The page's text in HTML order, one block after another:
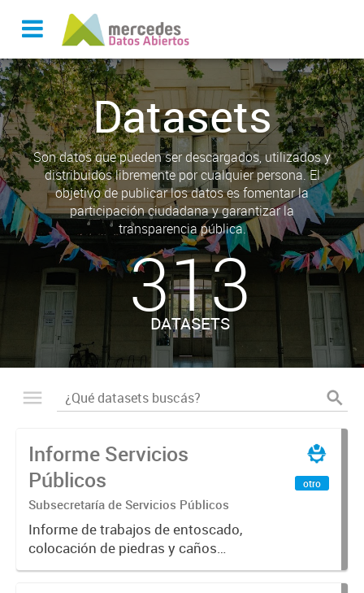
Datasets
Son datos que pueden ser descargados, utilizados y
distribuidos libremente por cualquier persona. El
objetivo de publicar los datos es fomentar la
participación ciudadana y garantizar la
transparencia pública.
313
DATASETS
Informe Servicios
Públicos
Subsecretaría de Servicios Públicos
Informe de trabajos de entoscado,
colocación de piedras y caños
(zanjeo - cruce de calles) Informe
otro